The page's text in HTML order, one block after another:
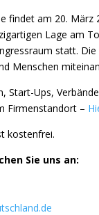
findet am 20.
Lage am
statt.
Menschen
Start-Ups,
Firmenstandort –
kostenfrei.
Sie uns an: